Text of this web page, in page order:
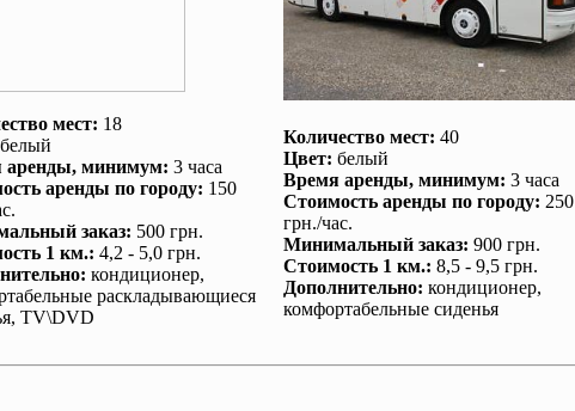
мест: 18
белый
аренды, минимум: 3 часа
аренды по городу: 150
заказ: 500 грн.
1 км.: 4,2 - 5,0 грн.
: кондиционер,
раскладывающиеся
TV\DVD
Количество мест: 40
Цвет: белый
Время аренды, минимум: 3 часа
Стоимость аренды по городу: 250
грн./час.
Минимальный заказ: 900 грн.
Стоимость 1 км.: 8,5 - 9,5 грн.
Дополнительно: кондиционер,
комфортабельные сиденья